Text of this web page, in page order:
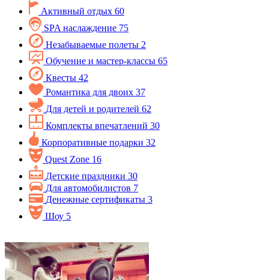
Активный отдых 60
SPA наслаждение 75
Незабываемые полеты 2
Обучение и мастер-классы 65
Квесты 42
Романтика для двоих 37
Для детей и родителей 62
Комплекты впечатлений 30
Корпоративные подарки 32
Quest Zone 16
Детские праздники 30
Для автомобилистов 7
Денежные сертификаты 3
Шоу 5